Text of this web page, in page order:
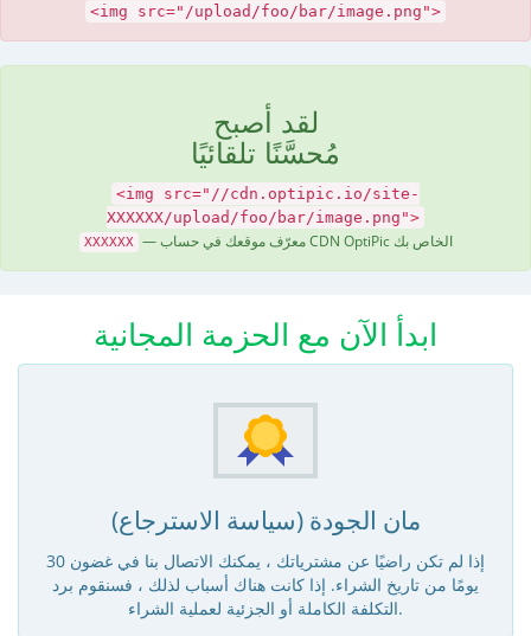
<img src="/upload/foo/bar/image.png">
لقد أصبح
مُحسَّنًا تلقائيًا
<img src="//cdn.optipic.io/site-
XXXXXX/upload/foo/bar/image.png">
XXXXXX — معرّف موقعك في حساب CDN OptiPic الخاص بك
ابدأ الآن مع الحزمة المجانية
مان الجودة (سياسة الاسترجاع)
إذا لم تكن راضيًا عن مشترياتك ، يمكنك الاتصال بنا في غضون 30
يومًا من تاريخ الشراء. إذا كانت هناك أسباب لذلك ، فسنقوم برد
التكلفة الكاملة أو الجزئية لعملية الشراء.